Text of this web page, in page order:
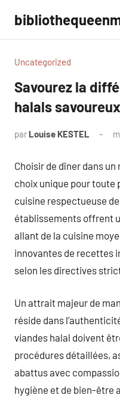
contenu
Uncategorized
Savourez la
halals
par Louise KESTEL
Choisir de dîner dans
choix unique pour toute
cuisine respectueuse
établissements offrent
allant de la cuisine
innovantes de recettes
selon les directives
Un attrait majeur de
réside dans
viandes halal doivent
procédures détaillées,
abattus avec
hygiène et de bien-être